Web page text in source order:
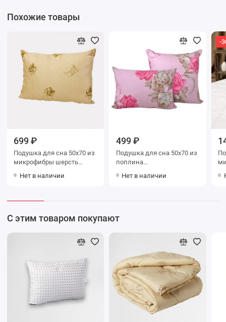
Похожие товары
699 ₽
Подушка для сна 50х70 из
микрофибры шерсть
текстиля
Нет в наличии
499 ₽
Подушка для сна 50х70 из
поплина
волокно Столица текстиля
Нет в наличии
-
С этим товаром покупают